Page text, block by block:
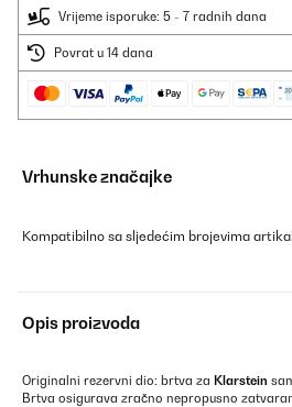
Vrijeme isporuke: 5 - 7 radnih dana
Povrat u 14 dana
Vrhunske značajke
Kompatibilno sa sljedećim brojevima
Opis proizvoda
Originalni rezervni dio: brtva za Klarstein
Brtva osigurava zračno nepropusno